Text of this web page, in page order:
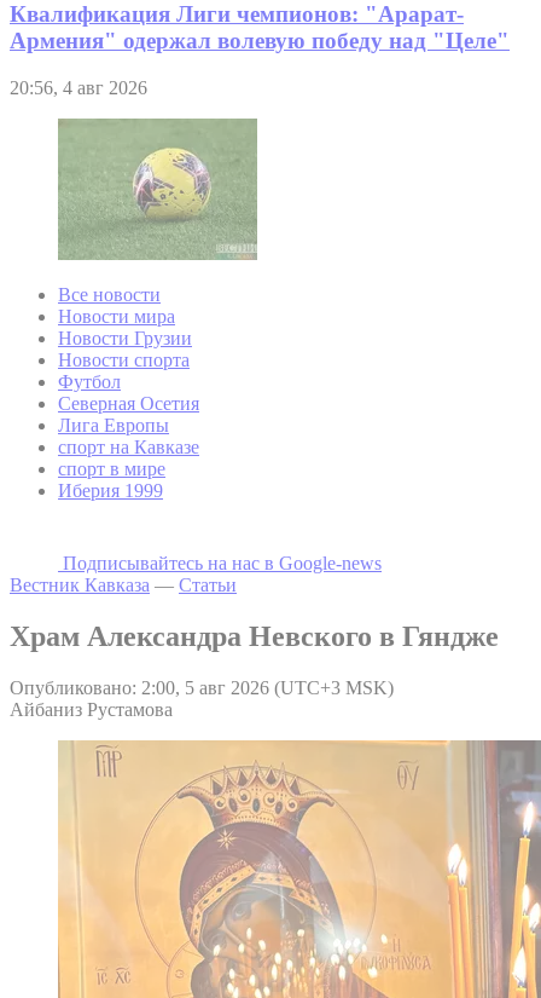
Квалификация Лиги чемпионов: "Арарат-
Армения" одержал волевую победу над "Целе"
20:56, 4 авг 2026
Все новости
Новости мира
Новости Грузии
Новости спорта
Футбол
Северная Осетия
Лига Европы
спорт на Кавказе
спорт в мире
Иберия 1999
Подписывайтесь на наc в Google-news
Вестник Кавказа — Статьи
Храм Александра Невского в Гяндже
Опубликовано: 2:00, 5 авг 2026 (UTC+3 MSK)
Айбаниз Рустамова